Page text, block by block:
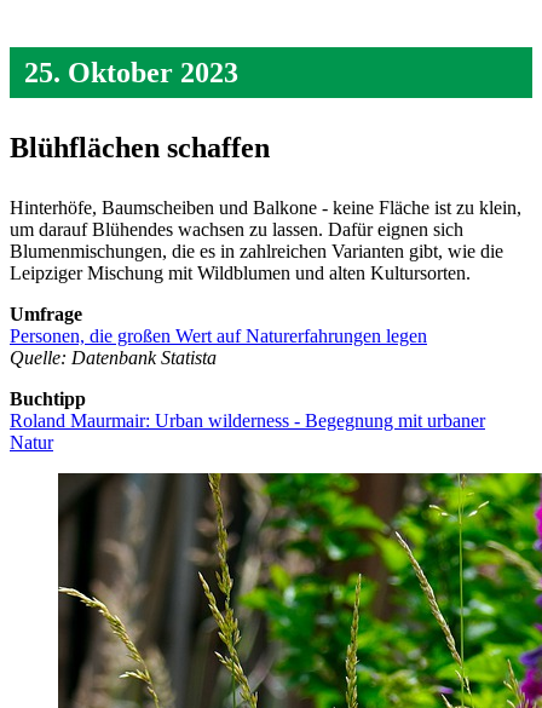
25. Oktober 2023
Blühflächen schaffen
Hinterhöfe, Baumscheiben und Balkone - keine Fläche ist zu klein,
um darauf Blühendes wachsen zu lassen. Dafür eignen sich
Blumenmischungen, die es in zahlreichen Varianten gibt, wie die
Leipziger Mischung mit Wildblumen und alten Kultursorten.
Umfrage
Personen, die großen Wert auf Naturerfahrungen legen
Quelle: Datenbank Statista
Buchtipp
Roland Maurmair: Urban wilderness - Begegnung mit urbaner
Natur